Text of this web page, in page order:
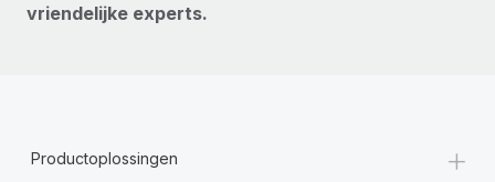
vriendelijke experts.
Productoplossingen +